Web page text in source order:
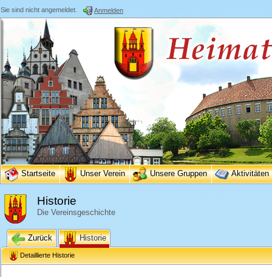
Sie sind nicht angemeldet. Anmelden
Startseite Unser Verein Unsere Gruppen Aktivitäten
Historie
Die Vereinsgeschichte
Zurück Historie
Detaillierte Historie